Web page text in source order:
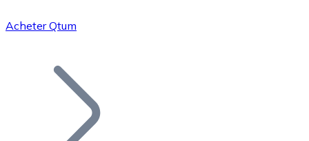
Bitcoin
Acheter Qtum